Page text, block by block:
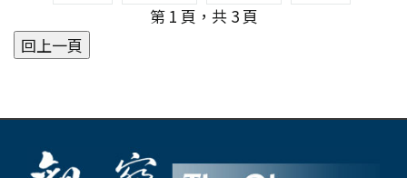
大陸地區人民關係條例》第21條第1項「非在台灣
地區設有戶籍滿20年」，不得擔任「志願役軍官、
士官及士兵」等職務的規定。然而，就讀軍校期間
國防部的確係援引該規定作為報考資格限制，也屬
整體成長，成為一大難題。其次，與北方民主國家
的合作是否能帶來實質經濟利益，亦需觀察。最
後，台灣在國際經濟組織中的參與仍然受限，如何
在酒。 從戰略願景到現實挑戰 回顧1990年蘇聯東
第 1 頁，共 3 頁